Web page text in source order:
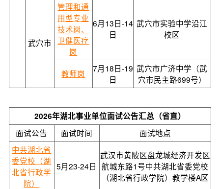
武穴市
管理和通
用型专业
技术岗、
卫健医疗
岗
6月13日-14
日
武穴市实验中学沿江
校区
教师岗
7月18日-19
日
武穴市广济中学（武
穴市民主路699号）
2026年湖北事业单位面试公告汇总（省直）
面试公告
面试时间
面试地点
中共湖北省
委党校（湖
北省行政学
院）
5月23-24日
武汉市黄陂区盘龙城经济开发区
航城东路1号中共湖北省委党校
（湖北省行政学院）教学楼A区